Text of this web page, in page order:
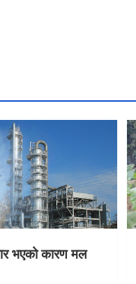
भएको कारण मल